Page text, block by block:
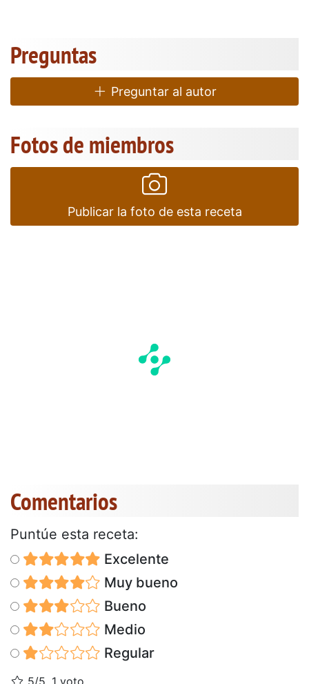
Preguntas
Preguntar al autor
Fotos de miembros
Publicar la foto de esta receta
Comentarios
Puntúe esta receta:
Excelente
Muy bueno
Bueno
Medio
Regular